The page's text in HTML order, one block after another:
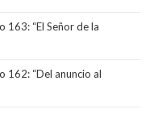
163: “El Señor de la
162: “Del anuncio al